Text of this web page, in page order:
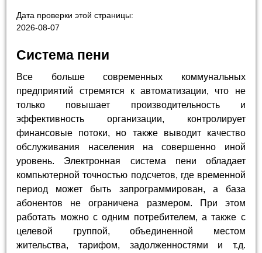
Дата проверки этой страницы:
2026-08-07
Система пени
Все больше современных коммунальных
предприятий стремятся к автоматизации, что не
только повышает производительность и
эффективность организации, контролирует
финансовые потоки, но также выводит качество
обслуживания населения на совершенно иной
уровень. Электронная система пени обладает
компьютерной точностью подсчетов, где временной
период может быть запрограммирован, а база
абонентов не ограничена размером. При этом
работать можно с одним потребителем, а также с
целевой группой, объединенной местом
жительства, тарифом, задолженностями и т.д.